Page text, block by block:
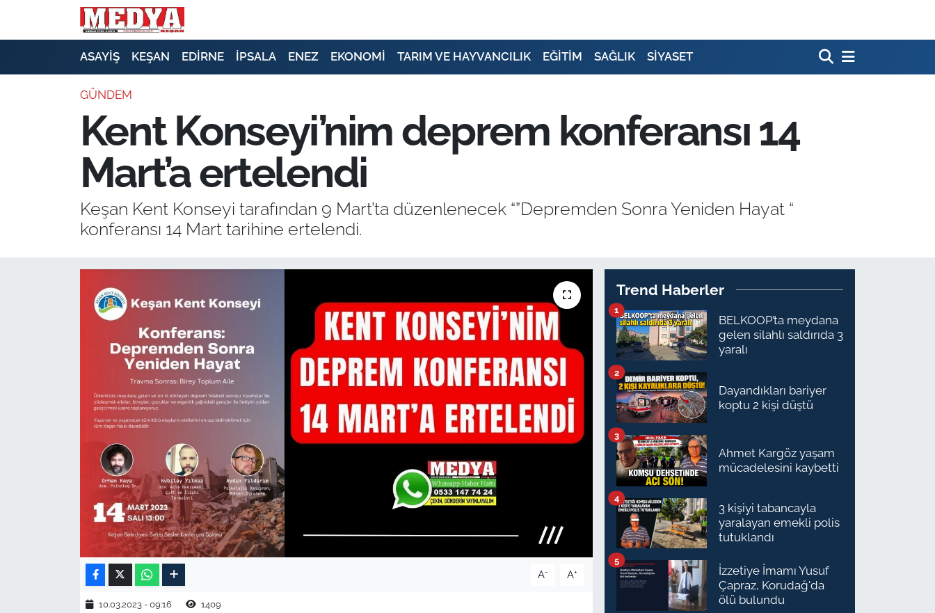
ASAYİŞ KEŞAN EDİRNE İPSALA ENEZ EKONOMİ TARIM VE HAYVANCILIK EĞİTİM SAĞLIK SİYASET
GÜNDEM
Kent Konseyi’nim deprem konferansı 14
Mart’a ertelendi
Keşan Kent Konseyi tarafından 9 Mart’ta düzenlenecek “”Depremden Sonra Yeniden Hayat “
konferansı 14 Mart tarihine ertelendi.
A- A+
10.03.2023 - 09:16 1409
Trend Haberler
BELKOOP’ta meydana
gelen silahlı saldırıda 3
yaralı
1
Dayandıkları bariyer
koptu 2 kişi düştü
2
Ahmet Kargöz yaşam
mücadelesini kaybetti
3
3 kişiyi tabancayla
yaralayan emekli polis
tutuklandı
4
İzzetiye İmamı Yusuf
Çapraz, Korudağ'da
ölü bulundu
5
E-GAZETE
SİYASET
EKONOMİ
SAĞLIK
TARIM VE HAYVANCILIK
KÜLTÜR SANAT
RESMİ İLAN
KIRKLARELİ